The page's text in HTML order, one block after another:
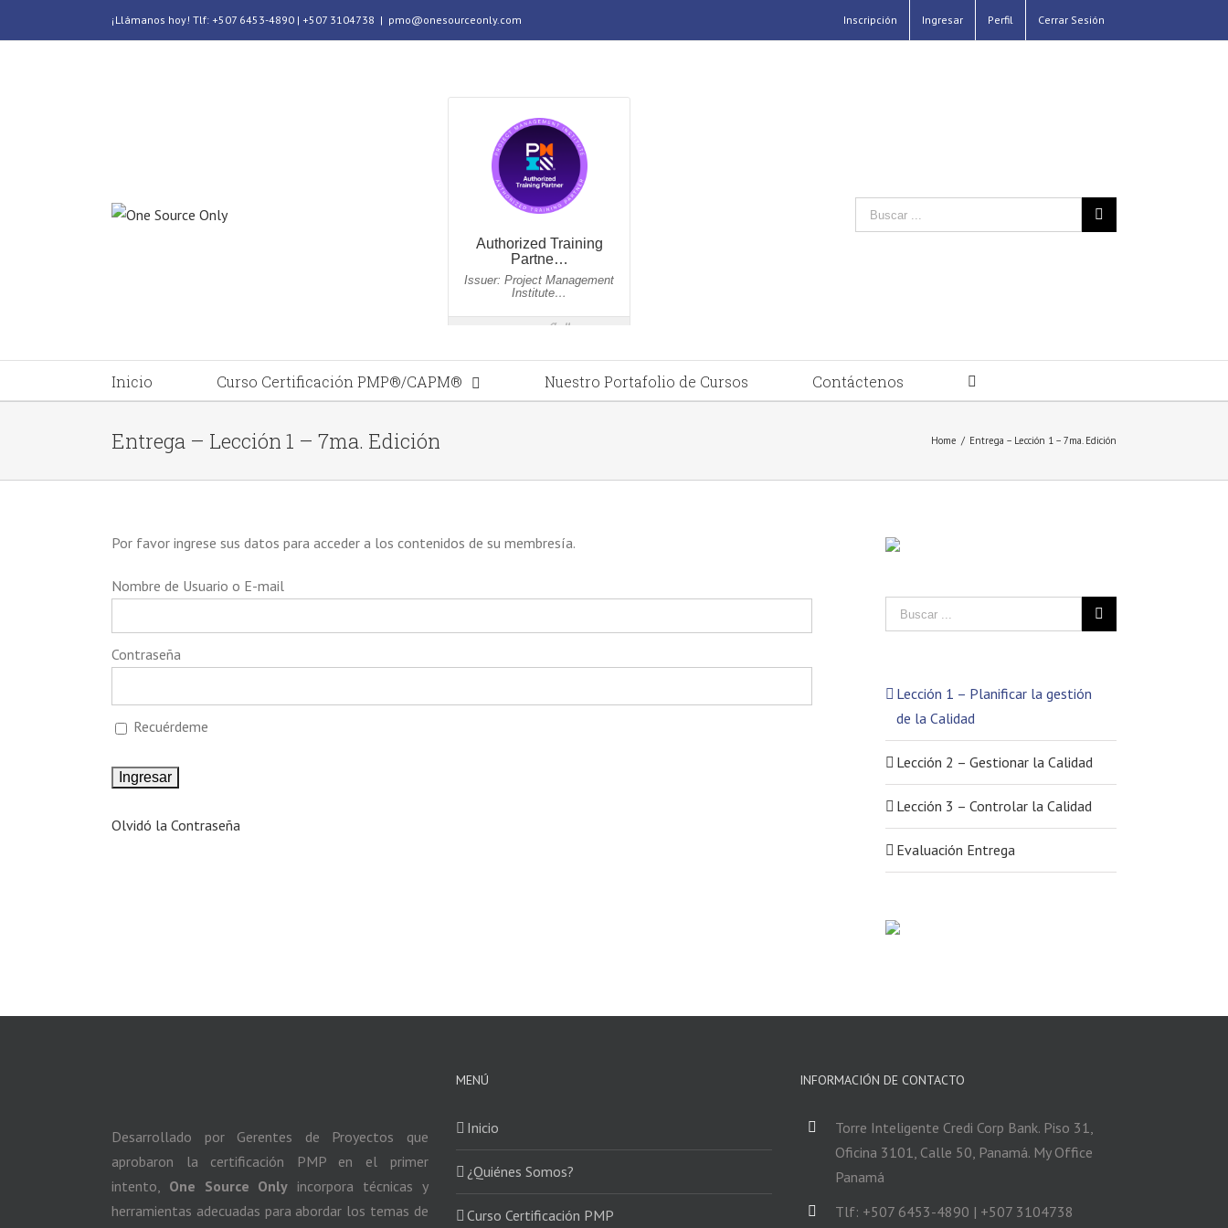
¡Llámanos hoy! Tlf: +507 6453-4890 | +507 3104738 | pmo@onesourceonly.com Inscripción Ingresar Perfil Cerrar Sesión
Inicio Curso Certificación PMP®/CAPM® Nuestro Portafolio de Cursos Contáctenos
Entrega – Lección 1 – 7ma. Edición Home / Entrega – Lección 1 – 7ma. Edición
Por favor ingrese sus datos para acceder a los contenidos de su membresía.
Nombre de Usuario o E-mail
Contraseña
Recuérdeme
Olvidó la Contraseña
Lección 1 – Planificar la gestión
de la Calidad
Lección 2 – Gestionar la Calidad
Lección 3 – Controlar la Calidad
Evaluación Entrega
Desarrollado por Gerentes de Proyectos que
aprobaron la certificación PMP en el primer
intento, One Source Only incorpora técnicas y
herramientas adecuadas para abordar los temas de
MENÚ
Inicio
¿Quiénes Somos?
Curso Certificación PMP
INFORMACIÓN DE CONTACTO
Torre Inteligente Credi Corp Bank. Piso 31,
Oficina 3101, Calle 50, Panamá. My Office
Panamá
Tlf: +507 6453-4890 | +507 3104738